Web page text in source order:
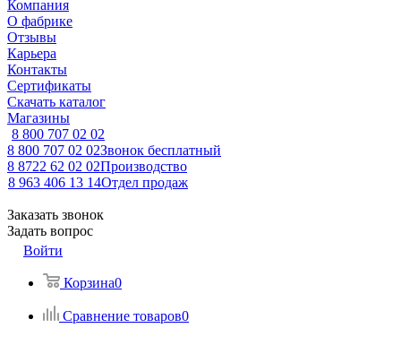
Компания
О фабрике
Отзывы
Карьера
Контакты
Сертификаты
Скачать каталог
Магазины
8 800 707 02 02
8 800 707 02 02Звонок бесплатный
8 8722 62 02 02Производство
8 963 406 13 14Отдел продаж
Заказать звонок
Задать вопрос
Войти
Корзина0
Сравнение товаров0